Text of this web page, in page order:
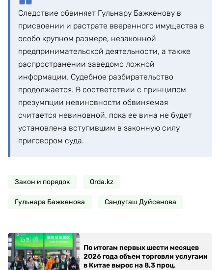
Следствие обвиняет Гульнару Бажкенову в
присвоении и растрате вверенного имущества в
особо крупном размере, незаконной
предпринимательской деятельности, а также
распространении заведомо ложной
информации. Судебное разбирательство
продолжается. В соответствии с принципом
презумпции невиновности обвиняемая
считается невиновной, пока ее вина не будет
установлена вступившим в законную силу
приговором суда.
Закон и порядок Orda.kz
Гульнара Бажкенова Сандугаш Дуйсенова
По итогам первых шести месяцев
2026 года объем торговли услугами
в Китае вырос на 8,3 проц.